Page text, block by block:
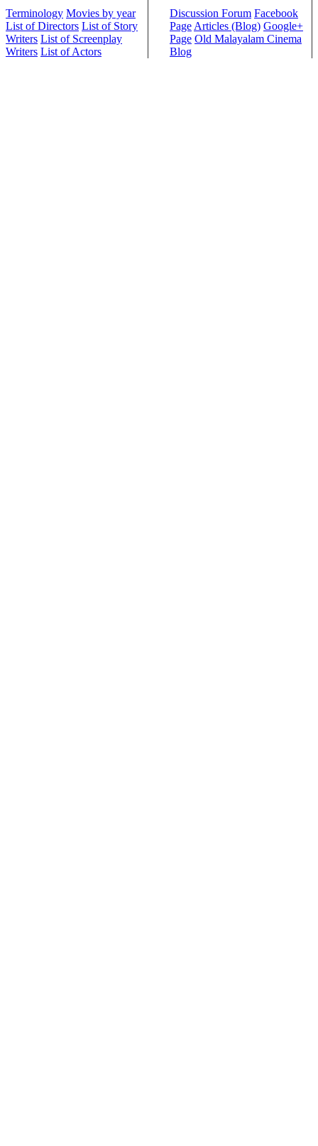
Terminology Movies by year
List of Directors List of Story
Writers List of Screenplay
Writers List of Actors
Discussion Forum Facebook
Page Articles (Blog) Google+
Page Old Malayalam Cinema
Blog